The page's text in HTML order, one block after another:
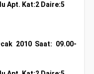
Apt. Kat:2 Daire:5
2010 Saat: 09.00-